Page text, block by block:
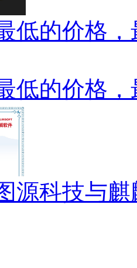
低的价格
低的价格
源科技与